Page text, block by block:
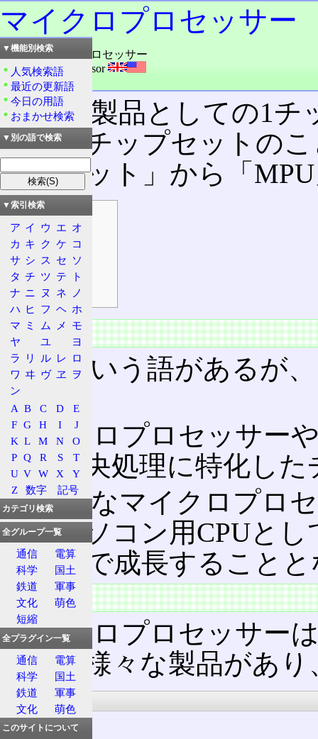
マイクロプロセッサー
読み：マイクロプロセッサー
外語：micro processor
品詞：名詞
半導体 製品としての1チ
をくむチップセットの
グユニット」から「
目次
概要
特徴
設計
レジスター長
概要
CPUという語があるが
る。
マイクロプロセッサー
特に中央処理に特化し
汎用的なマイクロプロ
後、パソコン用CPUと
るにまで成長すること
特徴
マイクロプロセッサー
じて、様々な製品があ
設計
CISC
▼機能別検索
人気検索語
最近の更新語
今日の用語
おまかせ検索
▼別の語で検索
▼索引検索
ア イ ウ エ オ
カ キ ク ケ コ
サ シ ス セ ソ
タ チ ツ テ
ト
ナ ニ ヌ ネ
ノ
ハ ヒ フ ヘ ホ
マ ミ ム メ
モ
ヤ
ユ
ヨ
ラ
リ ル レ ロ
ワ ヰ ヴ ヱ
ヲ
ン
A B C D
E
F G H I
J
K L M N
O
P Q R S
T
U V W X
Y
Z
数字 記号
カテゴリ検索
全グループ一覧
通信
電算
科学
国土
鉄道
軍事
文化
萌色
短縮
全プラグイン一覧
通信
電算
科学
国土
鉄道
軍事
文化
萌色
このサイトについて